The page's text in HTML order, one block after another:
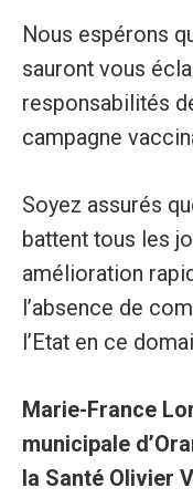
Nous espérons
sauront vous
responsabilités
campagne
Soyez assurés
battent tous les
amélioration
l’absence de
l’Etat en ce
Marie-France
municipale
la Santé Olivier